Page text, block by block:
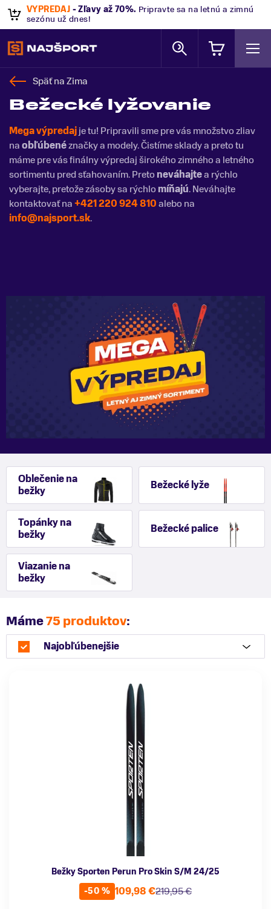
VÝPREDAJ - Zľavy až 70%. Pripravte sa na letnú a zimnú
sezónu už dnes!
Späť naZima
Bežecké lyžovanie
Mega výpredajje tu! Pripravili sme pre vás množstvo zliav
naobľúbenéznačky a modely. Čistíme sklady a preto tu
máme pre vás finálny výpredaj širokého zimného a letného
sortimentu pred sťahovaním. Preto neváhajtea rýchlo
vyberajte, pretože zásoby sa rýchlo míňajú. Neváhajte
kontaktovať na+421 220 924 810alebo na
info@najsport.sk.
Oblečenie na
bežky
Bežecké lyže
Topánky na
bežky
Bežecké palice
Viazanie na
bežky
Máme75 produktov:
Najobľúbenejšie
Bežky Sporten Perun Pro Skin S/M 24/25
-50 %
219,95 €
109,98 €